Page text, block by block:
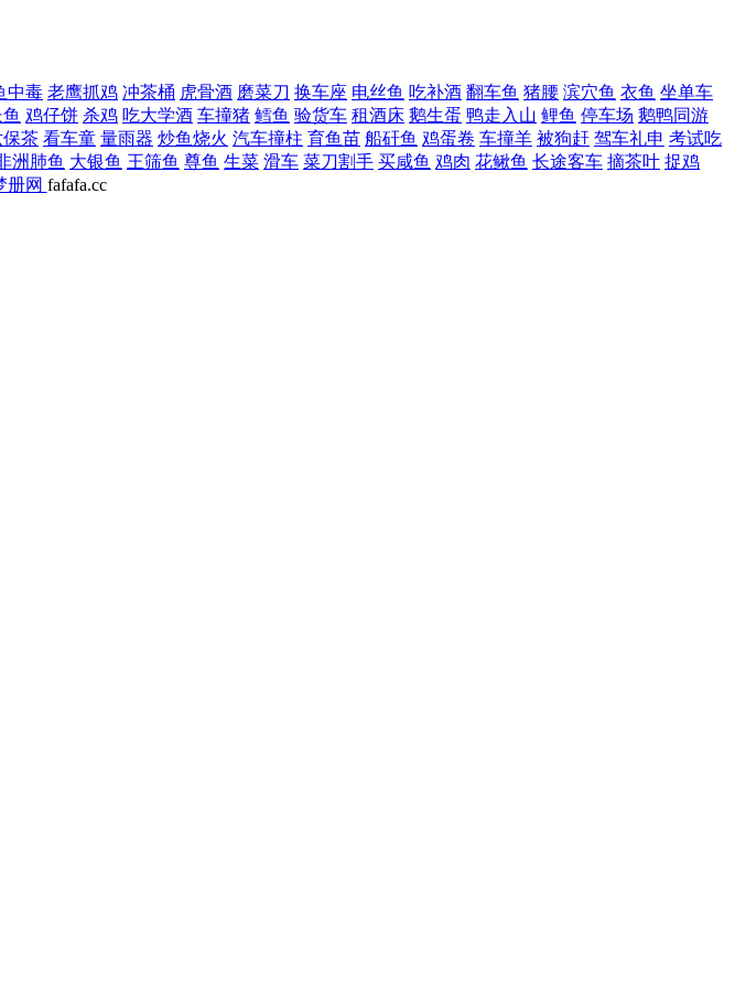
中毒 老鹰抓鸡 冲茶桶 虎骨酒 磨菜刀 换车座 电丝鱼 吃补酒 翻车鱼 猪腰 滨穴鱼 衣鱼 坐单车
鸡仔饼 杀鸡 吃大学酒 车撞猪 鳕鱼 验货车 租酒床 鹅生蛋 鸭走入山 鲤鱼 停车场 鹅鸭同游
保茶 看车童 量雨器 炒鱼烧火 汽车撞柱 育鱼苗 船矸鱼 鸡蛋卷 车撞羊 被狗赶 驾车礼申 考试吃
洲肺鱼 大银鱼 王筛鱼 尊鱼 生菜 滑车 菜刀割手 买咸鱼 鸡肉 花鳅鱼 长途客车 摘茶叶 捉鸡
册网 fafafa.cc